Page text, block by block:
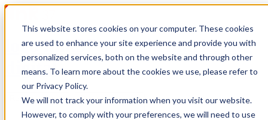
This website stores cookies on your computer. These cookies
are used to enhance your site experience and provide you with
personalized services, both on the website and through other
means. To learn more about the cookies we use, please refer to
our Privacy Policy.
We will not track your information when you visit our website.
However, to comply with your preferences, we will need to use
logo link37 agencia marketing
digital
Request a quote Open main menu